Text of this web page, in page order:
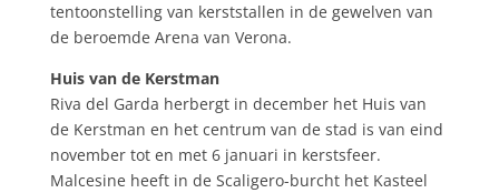
tentoonstelling van kerststallen in de gewelven van
de beroemde Arena van Verona.
Huis van de Kerstman
Riva del Garda herbergt in december het Huis van
de Kerstman en het centrum van de stad is van eind
november tot en met 6 januari in kerstsfeer.
Malcesine heeft in de Scaligero-burcht het Kasteel